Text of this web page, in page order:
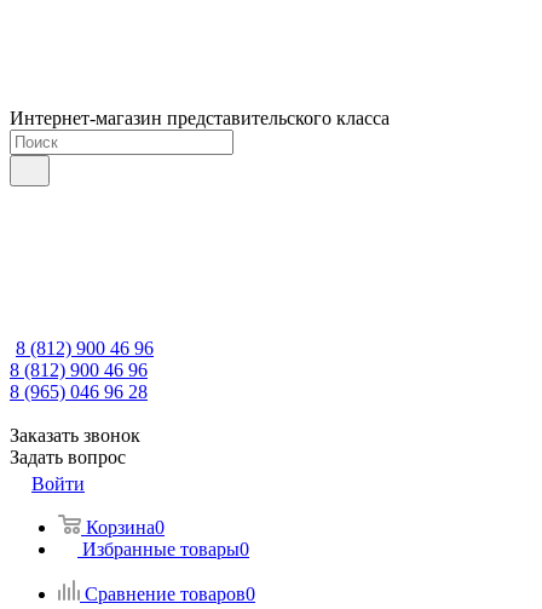
Интернет-магазин представительского класса
8 (812) 900 46 96
8 (812) 900 46 96
8 (965) 046 96 28
Заказать звонок
Задать вопрос
Войти
Корзина0
Избранные товары0
Сравнение товаров0